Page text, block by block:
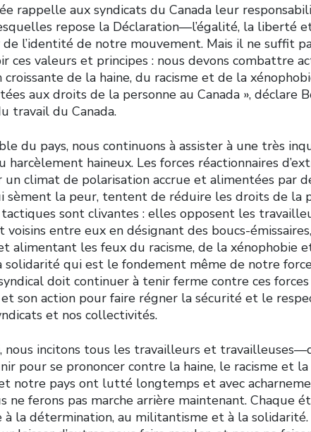
rappelle aux syndicats du Canada leur
repose la Déclaration—l’égalité, la liberté et
l’identité de notre mouvement. Mais il ne suffit
ces valeurs et principes : nous devons combattre
croissante de la haine, du racisme et de la
aux droits de la personne au Canada », déclare
travail du Canada.
du pays, nous continuons à assister à une très
harcèlement haineux. Les forces réactionnaires
un climat de polarisation accrue et alimentées par
sèment la peur, tentent de réduire les droits de la
tactiques sont clivantes : elles opposent les
voisins entre eux en désignant des boucs-
alimentant les feux du racisme, de la xénophobie
solidarité qui est le fondement même de notre
doit continuer à tenir ferme contre ces
son action pour faire régner la sécurité et le
et nos collectivités.
nous incitons tous les travailleurs et
pour se prononcer contre la haine, le racisme et
notre pays ont lutté longtemps et avec
ne ferons pas marche arrière maintenant. Chaque
à la détermination, au militantisme et à la